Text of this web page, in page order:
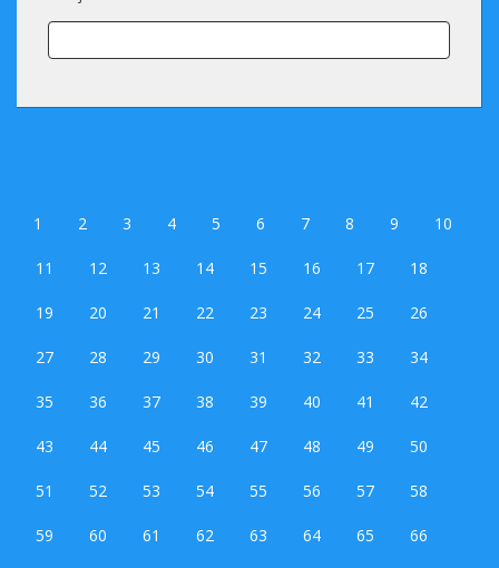
1 2 3 4 5 6 7 8 9 10
11 12 13 14 15 16 17 18
19 20 21 22 23 24 25 26
27 28 29 30 31 32 33 34
35 36 37 38 39 40 41 42
43 44 45 46 47 48 49 50
51 52 53 54 55 56 57 58
59 60 61 62 63 64 65 66